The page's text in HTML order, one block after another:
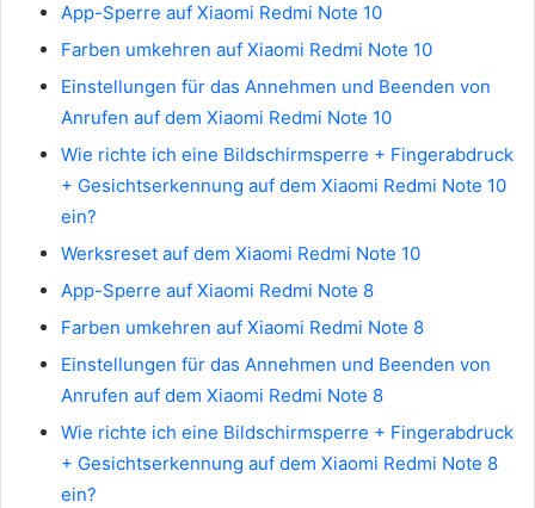
App-Sperre auf Xiaomi Redmi Note 10
Farben umkehren auf Xiaomi Redmi Note 10
Einstellungen für das Annehmen und Beenden von
Anrufen auf dem Xiaomi Redmi Note 10
Wie richte ich eine Bildschirmsperre + Fingerabdruck
+ Gesichtserkennung auf dem Xiaomi Redmi Note 10
ein?
Werksreset auf dem Xiaomi Redmi Note 10
App-Sperre auf Xiaomi Redmi Note 8
Farben umkehren auf Xiaomi Redmi Note 8
Einstellungen für das Annehmen und Beenden von
Anrufen auf dem Xiaomi Redmi Note 8
Wie richte ich eine Bildschirmsperre + Fingerabdruck
+ Gesichtserkennung auf dem Xiaomi Redmi Note 8
ein?